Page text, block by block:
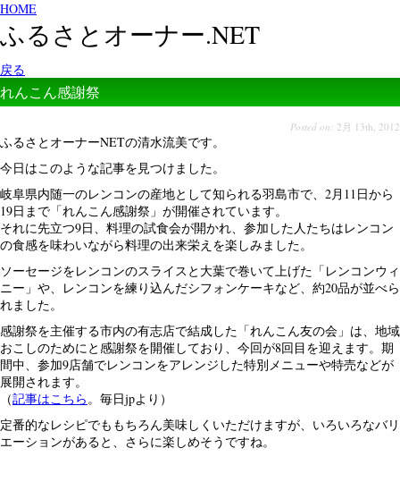
HOME
ふるさとオーナー.NET
戻る
れんこん感謝祭
Posted on: 2月 13th, 2012
ふるさとオーナーNETの清水流美です。
今日はこのような記事を見つけました。
岐阜県内随一のレンコンの産地として知られる羽島市で、2月11日から
19日まで「れんこん感謝祭」が開催されています。
それに先立つ9日、料理の試食会が開かれ、参加した人たちはレンコン
の食感を味わいながら料理の出来栄えを楽しみました。
ソーセージをレンコンのスライスと大葉で巻いて上げた「レンコンウィ
ニー」や、レンコンを練り込んだシフォンケーキなど、約20品が並べら
れました。
感謝祭を主催する市内の有志店で結成した「れんこん友の会」は、地域
おこしのためにと感謝祭を開催しており、今回が8回目を迎えます。期
間中、参加9店舗でレンコンをアレンジした特別メニューや特売などが
展開されます。
（記事はこちら。毎日jpより）
定番的なレシピでももちろん美味しくいただけますが、いろいろなバリ
エーションがあると、さらに楽しめそうですね。